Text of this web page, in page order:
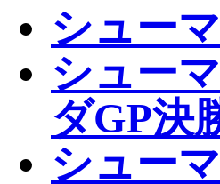
シュー
シュー
ダGP決
シュー